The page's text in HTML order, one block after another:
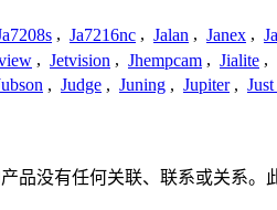
, Ja7216nc , Jalan , Janex ,
, Jetvision , Jhempcam , Jialite ,
, Judge , Juning , Jupiter ,
产品没有任何关联、联系或关系